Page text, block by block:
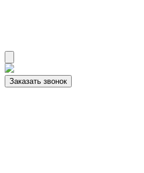
Заказать звонок